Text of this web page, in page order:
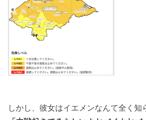
しかし、彼女はイエメンなんて全く知